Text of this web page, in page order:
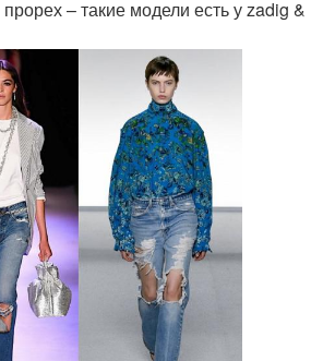
– такие модели есть у zadig &